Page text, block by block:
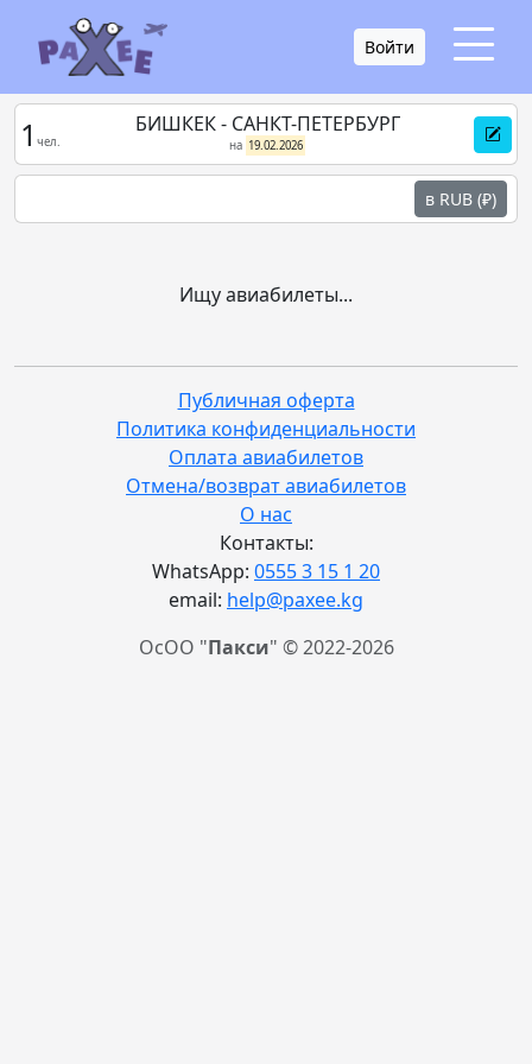
Войти
1 чел.
БИШКЕК - САНКТ-ПЕТЕРБУРГ
на 19.02.2026
в RUB (₽)
Ищу авиабилеты...
Публичная оферта
Политика конфиденциальности
Оплата авиабилетов
Отмена/возврат авиабилетов
О нас
Контакты:
WhatsApp: 0555 3 15 1 20
email: help@paxee.kg
ОсОО "Пакси" © 2022-2026